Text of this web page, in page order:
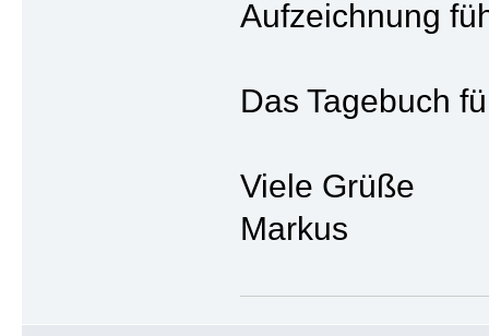
Aufzeichnung
Das Tagebuch
Viele Grüße
Markus